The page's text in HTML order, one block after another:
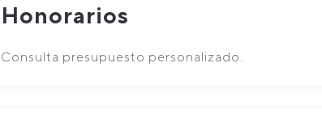
Honorarios
Consulta presupuesto personalizado.